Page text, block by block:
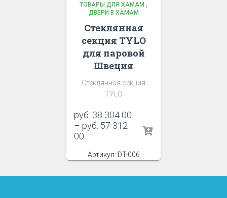
ТОВАРЫ ДЛЯ ХАМАМ
ДВЕРИ В ХАМАМ
Стеклянная
секция TYLO
для паровой
Швеция
Стеклянная секция
TYLO
руб. 38 304 00
– руб. 57 312
00
Артикул: DT-006